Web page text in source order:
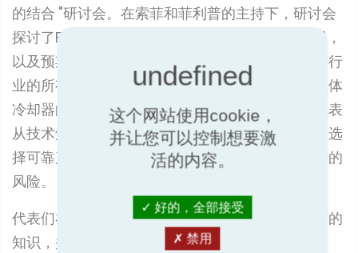
的结合 "研讨会。在索菲和菲利普的主持下，研讨会
探讨了Eurovent Certification白皮书的主要发现，
以及预期性能与实际性能之间的差距如何影响制冷行
业的所有参与者。索菲和菲利普利用对二氧化碳气体
冷却器的最新研究，并辅以案例分析，带领与会代表
从技术角度探讨了性能不达标的问题，随后提出了选
择可靠产品的具体策略，并降低了系统性能不达标的
风险。
代表们在离开时掌握了做出明智、前瞻性产品决策的
知识，并对准确的性能数据表示赞赏。
这个网站使用cookie，
并让您可以控制想要激
活的内容。
好的，全部接受
禁用